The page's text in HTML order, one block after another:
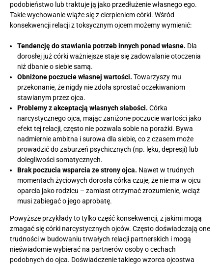
podobieństwo lub traktuje ją jako przedłużenie własnego ego.
Takie wychowanie wiąże się z cierpieniem córki. Wśród
konsekwencji relacji z toksycznym ojcem możemy wymienić:
Tendencję do stawiania potrzeb innych ponad własne. Dla
dorosłej już córki ważniejsze staje się zadowalanie otoczenia
niż dbanie o siebie samą.
Obniżone poczucie własnej wartości. Towarzyszy mu
przekonanie, że nigdy nie zdoła sprostać oczekiwaniom
stawianym przez ojca.
Problemy z akceptacją własnych słabości. Córka
narcystycznego ojca, mając zaniżone poczucie wartości jako
efekt tej relacji, często nie pozwala sobie na porażki. Bywa
nadmiernie ambitna i surowa dla siebie, co z czasem może
prowadzić do zaburzeń psychicznych (np. lęku, depresji) lub
dolegliwości somatycznych.
Brak poczucia wsparcia ze strony ojca. Nawet w trudnych
momentach życiowych dorosła córka czuje, że nie ma w ojcu
oparcia jako rodzicu – zamiast otrzymać zrozumienie, wciąż
musi zabiegać o jego aprobatę.
Powyższe przykłady to tylko część konsekwencji, z jakimi mogą
zmagać się córki narcystycznych ojców. Często doświadczają one
trudności w budowaniu trwałych relacji partnerskich i mogą
nieświadomie wybierać na partnerów osoby o cechach
podobnych do ojca. Doświadczenie takiego wzorca ojcostwa